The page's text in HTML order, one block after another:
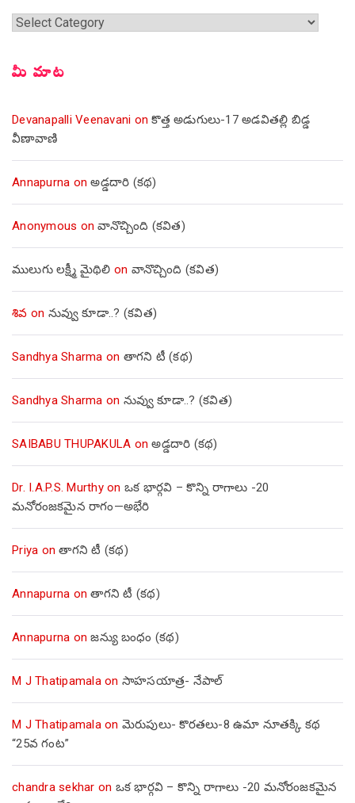
శీర్షికలు
మీ మాట
Devanapalli Veenavani onకొత్త అడుగులు-17 అడవితల్లి బిడ్డ
వీణావాణి
Annapurna onఅడ్డదారి (కథ)
Anonymous onవానొచ్చింది (కవిత)
ములుగు లక్ష్మీ మైథిలి on వానొచ్చింది (కవిత)
శివ on నువ్వు కూడా..? (కవిత)
Sandhya Sharma on తాగని టీ (కథ)
Sandhya Sharma on నువ్వు కూడా..? (కవిత)
SAIBABU THUPAKULA onఅడ్డదారి (కథ)
Dr. I.A.P.S. Murthyon ఒక భార్గవి – కొన్ని రాగాలు -20
మనోరంజకమైన రాగం—అభేరి
Priya onతాగని టీ (కథ)
Annapurna onతాగని టీ (కథ)
Annapurna onజన్యు బంధం (కథ)
M J Thatipamalaon సాహసయాత్ర- నేపాల్‌
M J Thatipamalaon మెరుపులు- కొరతలు-8 ఉమా నూతక్కి కథ
“25వ గంట”
chandra sekhar on ఒక భార్గవి – కొన్ని రాగాలు -20 మనోరంజకమైన